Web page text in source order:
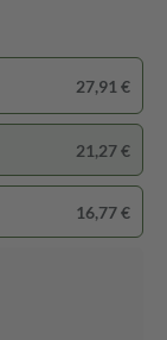
27,91 €
21,27 €
16,77 €